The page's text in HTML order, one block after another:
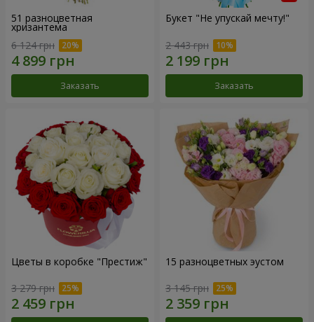
51 разноцветная
хризантема
6 124 грн
Заказать
Букет "Не упускай мечту!"
2 443 грн
Заказать
Цветы в коробке "Престиж"
3 279 грн
15 разноцветных эустом
3 145 грн